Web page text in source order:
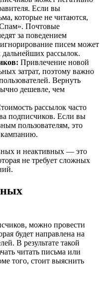
Если вы
которые не читаются,
Почтовые
за поведением
писем может
дальнейших рассылок.
Привлечение новой
затрат, поэтому важно
Вернуть
дешевле, чем
рассылок часто
подписчиков. Если вы
пользователям, это
кампанию.
и неактивных — это
не требует сложных
можно провести
будет направлена на
В результате такой
читать письма или
того, стоит выяснить